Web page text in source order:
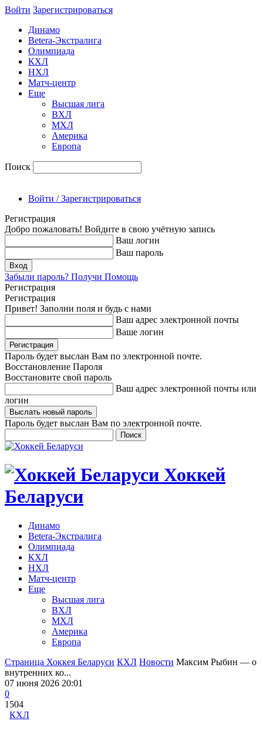
Войти Зарегиcтрироваться
Динамо
Betera-Экстралига
Олимпиада
КХЛ
НХЛ
Матч-центр
Еще
Высшая лига
ВХЛ
МХЛ
Америка
Европа
Поиск
Войти / Зарегистрироваться
Регистрация
Добро пожаловать! Войдите в свою учётную запись
Ваш логин
Ваш пароль
Забыли пароль? Получи Помощь
Регистрация
Регистрация
Привет! Заполни поля и будь с нами
Ваш адрес электронной почты
Ваше логин
Пароль будет выслан Вам по электронной почте.
Восстановление Пароля
Восстановите свой пароль
Ваш адрес электронной почты или
логин
Пароль будет выслан Вам по электронной почте.
Хоккей
Беларуси
Динамо
Betera-Экстралига
Олимпиада
КХЛ
НХЛ
Матч-центр
Еще
Высшая лига
ВХЛ
МХЛ
Америка
Европа
Страница Хоккея Беларуси КХЛ Новости Максим Рыбин — о
внутренних ко...
07 июня 2026 20:01
0
1504
КХЛ